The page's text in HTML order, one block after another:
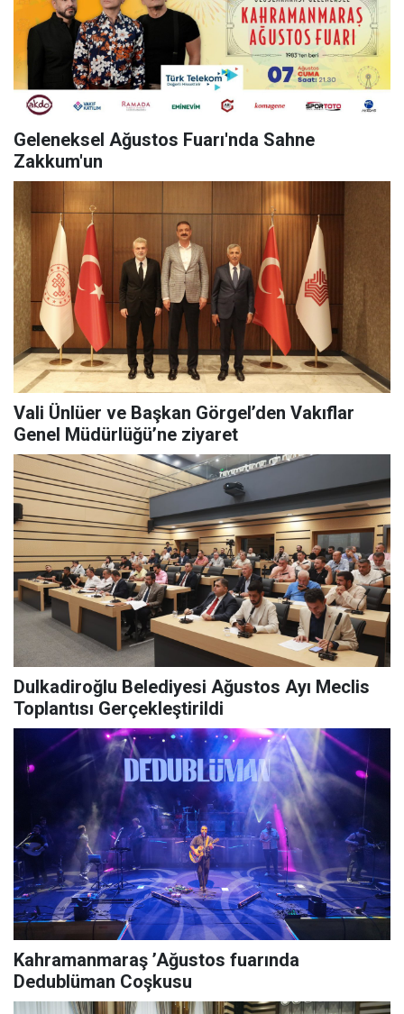
Geleneksel Ağustos Fuarı'nda Sahne
Zakkum'un
Vali Ünlüer ve Başkan Görgel’den Vakıflar
Genel Müdürlüğü’ne ziyaret
Dulkadiroğlu Belediyesi Ağustos Ayı Meclis
Toplantısı Gerçekleştirildi
Kahramanmaraş ’Ağustos fuarında
Dedublüman Coşkusu